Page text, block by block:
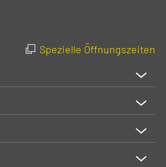
Spezielle Öffnungszeiten